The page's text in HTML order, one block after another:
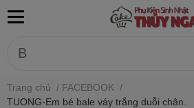
Trang chủ / FACEBOOK /
TUONG-Em bé bale váy trắng duỗi chân.